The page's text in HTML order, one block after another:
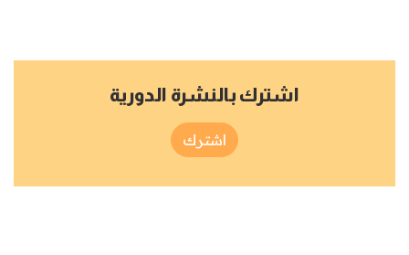
اشترك بالنشرة الدورية
اشترك